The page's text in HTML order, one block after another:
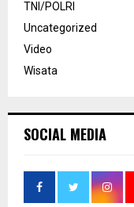
TNI/POLRI
Uncategorized
Video
Wisata
SOCIAL MEDIA